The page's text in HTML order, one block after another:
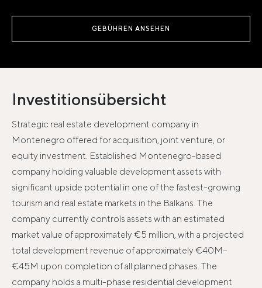
GEBÜHREN ANSEHEN
Investitionsübersicht
Strategic real estate development company in
Montenegro offered for acquisition, joint venture, or
equity investment. Established Montenegro-based
company holding valuable development assets with
significant upside potential in one of the fastest-growing
tourism and real estate markets in the Balkans. The
company currently controls assets with an estimated
market value of approximately €5 million, with a projected
total development revenue of approximately €40M–
€45M upon completion of all planned phases. The
company holds a multi-phase residential development